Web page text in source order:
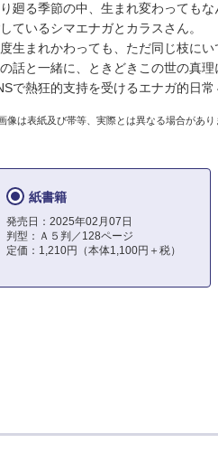
廻る季節の中、生まれ変わっても
ているシマエナガとカラスさん。
生まれかわっても、ただ同じ枝に
話と一緒に、ときどきこの世の真理
で熱狂的支持を受けるエナガ的日
像は表紙及び帯等、実際とは異なる場合があり
紙書籍
発売日：2025年02月07日
判型：Ａ５判／128ページ
定価：1,210円（本体1,100円＋税）